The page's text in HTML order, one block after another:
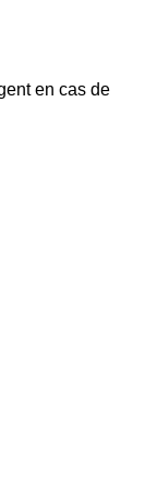
en cas de